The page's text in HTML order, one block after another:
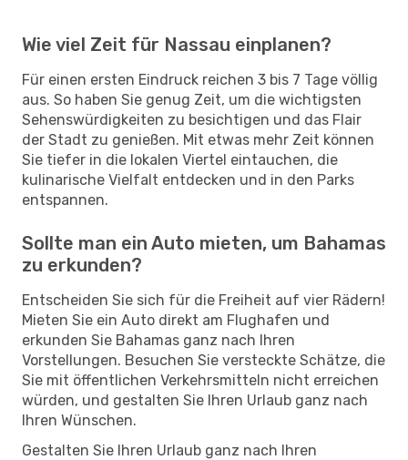
Wie viel Zeit für Nassau einplanen?
Für einen ersten Eindruck reichen 3 bis 7 Tage völlig
aus. So haben Sie genug Zeit, um die wichtigsten
Sehenswürdigkeiten zu besichtigen und das Flair
der Stadt zu genießen. Mit etwas mehr Zeit können
Sie tiefer in die lokalen Viertel eintauchen, die
kulinarische Vielfalt entdecken und in den Parks
entspannen.
Sollte man ein Auto mieten, um Bahamas
zu erkunden?
Entscheiden Sie sich für die Freiheit auf vier Rädern!
Mieten Sie ein Auto direkt am Flughafen und
erkunden Sie Bahamas ganz nach Ihren
Vorstellungen. Besuchen Sie versteckte Schätze, die
Sie mit öffentlichen Verkehrsmitteln nicht erreichen
würden, und gestalten Sie Ihren Urlaub ganz nach
Ihren Wünschen.
Gestalten Sie Ihren Urlaub ganz nach Ihren